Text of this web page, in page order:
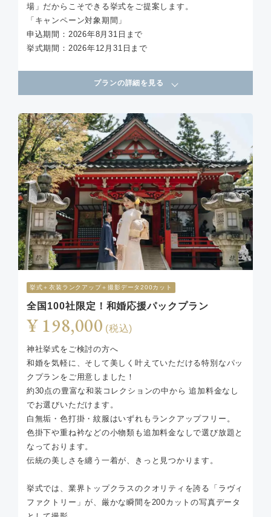
場」だからこそできる挙式をご提案します。
「キャンペーン対象期間」
申込期間：2026年8月31日まで
挙式期間：2026年12月31日まで
プランの詳細を見る
挙式︎＋衣装ランクアップ＋撮影データ200カット
全国100社限定！和婚応援パックプラン
¥ 198,000 (税込)
神社挙式をご検討の方へ
和婚を気軽に、そして美しく叶えていただける特別なパッ
クプランをご用意しました！
約30点の豊富な和装コレクションの中から 追加料金なし
でお選びいただけます。
白無垢・色打掛・紋服はいずれもランクアップフリー。
色掛下や重ね衿などの小物類も追加料金なしで選び放題と
なっております。
伝統の美しさを纏う一着が、きっと見つかります。
挙式では、業界トップクラスのクオリティを誇る「ラヴィ
ファクトリー」が、厳かな瞬間を200カットの写真データ